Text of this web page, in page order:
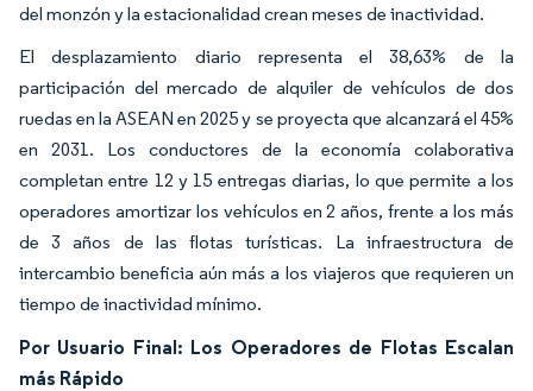
del monzón y la estacionalidad crean meses de inactividad.
El desplazamiento diario representa el 38,63% de la
participación del mercado de alquiler de vehículos de dos
ruedas en la ASEAN en 2025 y se proyecta que alcanzará el 45%
en 2031. Los conductores de la economía colaborativa
completan entre 12 y 15 entregas diarias, lo que permite a los
operadores amortizar los vehículos en 2 años, frente a los más
de 3 años de las flotas turísticas. La infraestructura de
intercambio beneficia aún más a los viajeros que requieren un
tiempo de inactividad mínimo.
Por Usuario Final: Los Operadores de Flotas Escalan
más Rápido